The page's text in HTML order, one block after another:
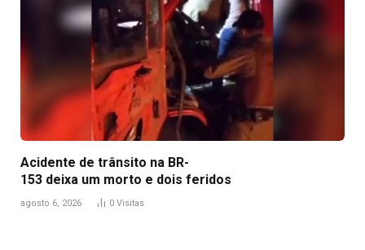
Acidente de trânsito na BR-
153 deixa um morto e dois feridos
agosto 6, 2026 0 Visitas